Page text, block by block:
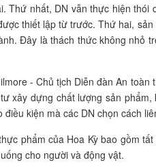
Thứ nhất, DN vẫn thực hiện thói
thiết lập từ trước. Thứ hai,
Đây là thách thức không nhỏ
- Chủ tịch Diễn đàn An
xây dựng chất lượng sản
điều kiện mà các DN chọn cách
phẩm của Hoa Kỳ bao gồm
cho người và động vật.